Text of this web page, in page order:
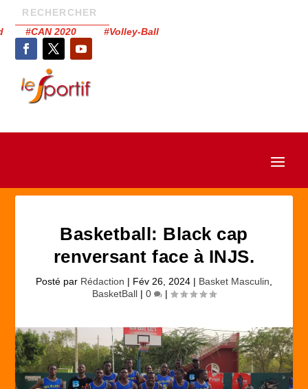
#CAN 2020 #Volley-Ball
Basketball: Black cap
renversant face à INJS.
Posté par Rédaction | Fév 26, 2024 | Basket Masculin
BasketBall | 0 |